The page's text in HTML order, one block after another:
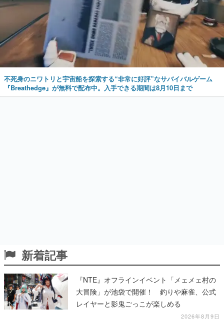
不死身のニワトリと宇宙船を探索する“非常に好評”なサバイバルゲーム
『Breathedge』が無料で配布中。入手できる期間は8月10日まで
新着記事
『NTE』オフラインイベント「メェメェ村の
大冒険」が池袋で開催！ 釣りや麻雀、公式
レイヤーと影鬼ごっこが楽しめる
2026年8月9日